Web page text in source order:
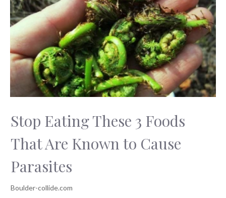
Stop Eating These 3 Foods
That Are Known to Cause
Parasites